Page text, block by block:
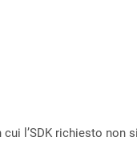
l’SDK richiesto non